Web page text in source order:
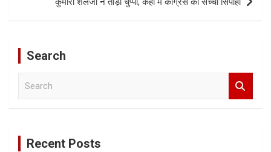
Search
Recent Posts